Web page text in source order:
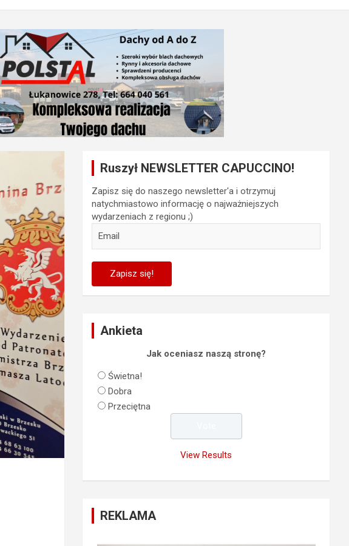
Ruszył NEWSLETTER CAPUCCINO!
Zapisz się do naszego newsletter'a i otrzymuj
natychmiastowo informację o najważniejszych
wydarzeniach z regionu ;)
Ankieta
Jak oceniasz naszą stronę?
Świetna!
Dobra
Przeciętna
View Results
REKLAMA